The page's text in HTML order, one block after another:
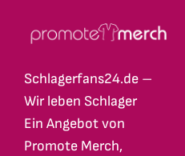
Schlagerfans24.de –
Wir leben Schlager
Ein Angebot von
Promote Merch,